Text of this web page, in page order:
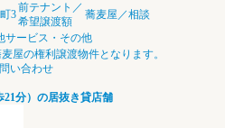
3
前テナント／
希望譲渡額
蕎麦屋／相談
サービス・その他
屋の権利譲渡物件となります。
い合わせ
分）の居抜き貸店舗